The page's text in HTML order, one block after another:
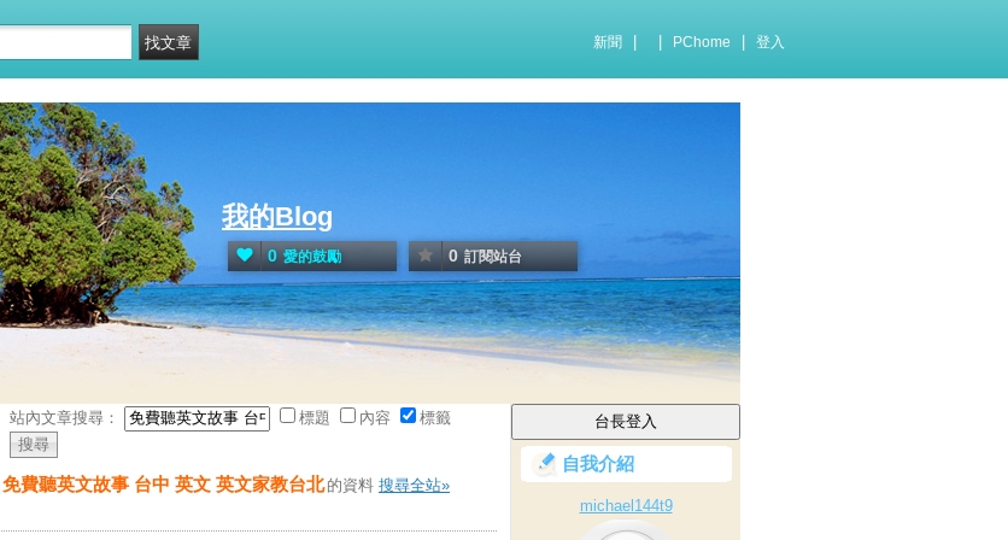
新聞 PChome 登入
我的Blog
0 愛的鼓勵 0 訂閱站台
站內文章搜尋： 標題 內容 標籤
免費聽英文故事 台中 英文 英文家教台北 的資料 搜尋全站»
自我介紹
michael144t9